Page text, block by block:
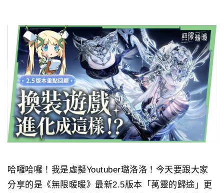
哈囉哈囉！我是虛擬Youtuber璐洛洛！ 今天要跟大家
分享的是《無限暖暖》最新2.5版本「萬靈的歸途」更